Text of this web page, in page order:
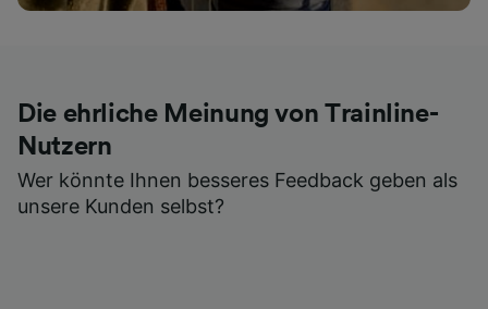
Die ehrliche Meinung von Trainline-
Nutzern
Wer könnte Ihnen besseres Feedback geben als
unsere Kunden selbst?